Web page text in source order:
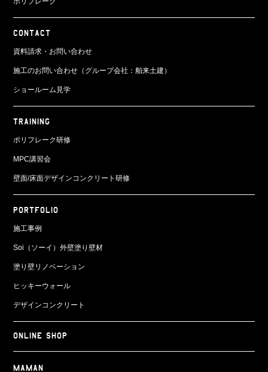
CONTACT
資料請求・お問い合わせ
施工のお問い合わせ（グループ会社：舶来土建）
ショールーム見学
TRAINING
ポリフレーク研修
MPC講習会
壁面/床面デザインコンクリート研修
PORTFOLIO
施工事例
Soi（ソーイ）外壁塗り壁材
塗り壁リノベーション
ヒッキーウォール
デザインコンクリート
ONLINE SHOP
Maman